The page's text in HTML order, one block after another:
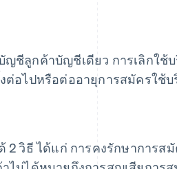
ชีลูกค้าบัญชีเดียว การเลิกใช้
อไปหรือต่ออายุการสมัครใช้บ
วิธี ได้แก่ การคงรักษาการส